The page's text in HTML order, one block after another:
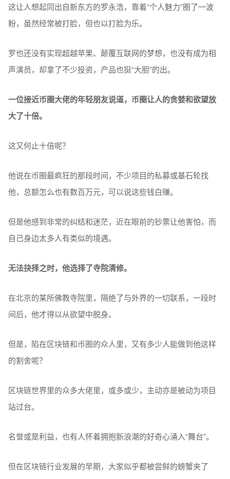
这让人想起同出自新东方的罗永浩，靠着“个人魅力”圈了一波
粉，虽然经常被打脸，但也以打脸为乐。
罗也还没有实现超越苹果、颠覆互联网的梦想，也没有成为相
声演员，却拿了不少投资，产品也挺“大胆”的出。
一位接近币圈大佬的年轻朋友说道， 币圈让人的贪婪和欲望放
大了十倍。
这又何止十倍呢？
他说在币圈最疯狂的那段时间，不少项目的私募或基石轮找
他，总额怎么也有数百万元，可以说这些钱白赚。
但是他感到非常的纠结和迷茫，近在眼前的钞票让他害怕，而
自己身边太多人有类似的境遇。
无法抉择之时，他选择了寺院清修。
在北京的某所佛教寺院里，隔绝了与外界的一切联系，一段时
间后，他才得以从欲望中脱身。
但是，陷在区块链和币圈的众人里，又有多少人能做到他这样
的割舍呢？
区块链世界里的众多大佬里，或多或少，主动亦是被动为项目
站过台。
名誉或是利益，也有人怀着拥抱新浪潮的好奇心涌入“舞台”。
但在区块链行业发展的早期，大家似乎都被尝鲜的螃蟹夹了